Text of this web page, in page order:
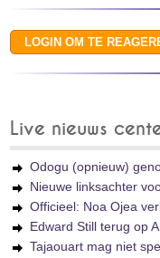
Live nieuws
Odogu (opnieuw)
Nieuwe linksachter
Officieel: Noa Ojea
Edward Still terug op
Tajaouart mag niet